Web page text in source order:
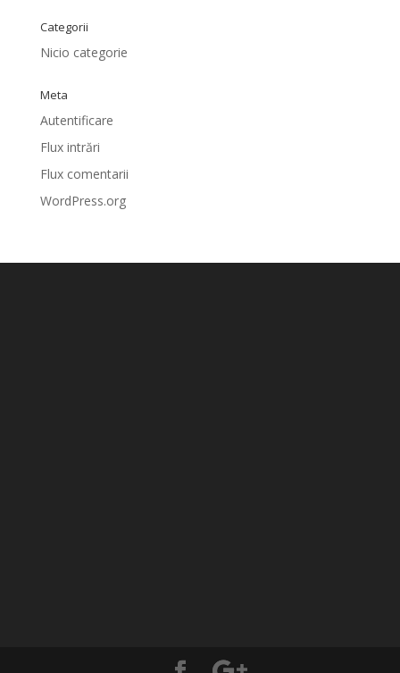
Categorii
Nicio categorie
Meta
Autentificare
Flux intrări
Flux comentarii
WordPress.org